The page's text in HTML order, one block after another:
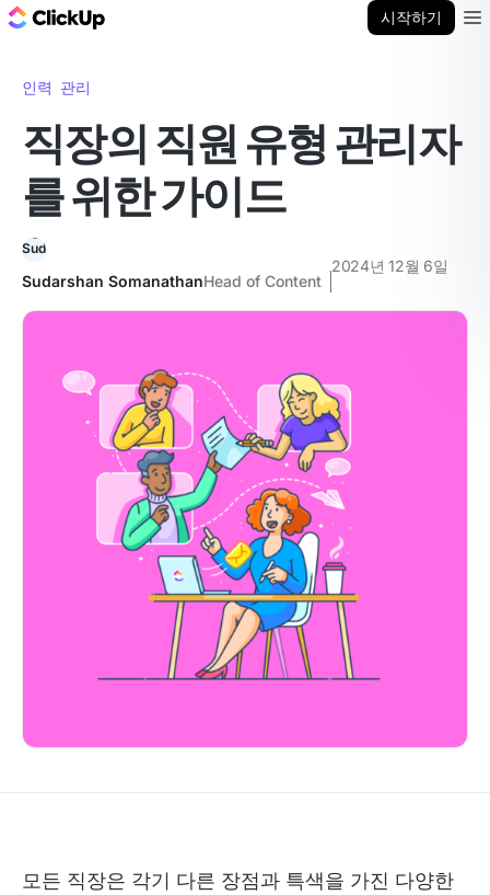
시작하기
인력 관리
직장의 직원 유형 관리자
를 위한 가이드
Sudarshan SomanathanHead of Content
2024년 12월 6일
모든 직장은 각기 다른 장점과 특색을 가진 다양한